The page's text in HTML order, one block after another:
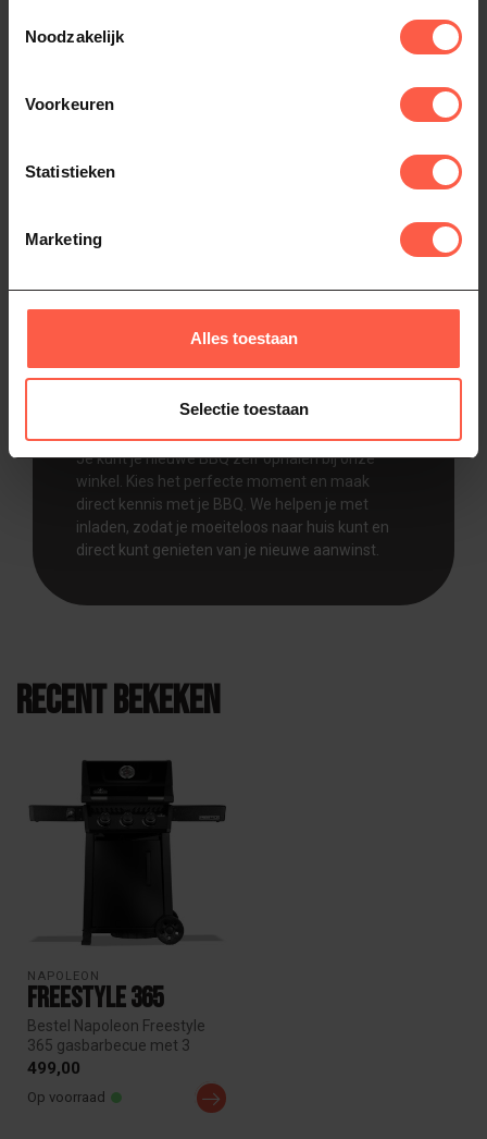
Noodzakelijk
Voorkeuren
Statistieken
Marketing
Alles toestaan
Selectie toestaan
binnen 25 km
persoonlijke levering en montage voor
Levering plannen we in overleg, zodat het
Je kunt je nieuwe BBQ zelf ophalen bij onze
winkel. Kies het perfecte moment en maak
direct kennis met je BBQ. We helpen je met
inladen, zodat je moeiteloos naar huis kunt en
direct kunt genieten van je nieuwe aanwinst.
Recent bekeken
NAPOLEON
Freestyle 365
Bestel Napoleon Freestyle
365 gasbarbecue met 3
krachtige branders en ruim
499,00
Op voorraad